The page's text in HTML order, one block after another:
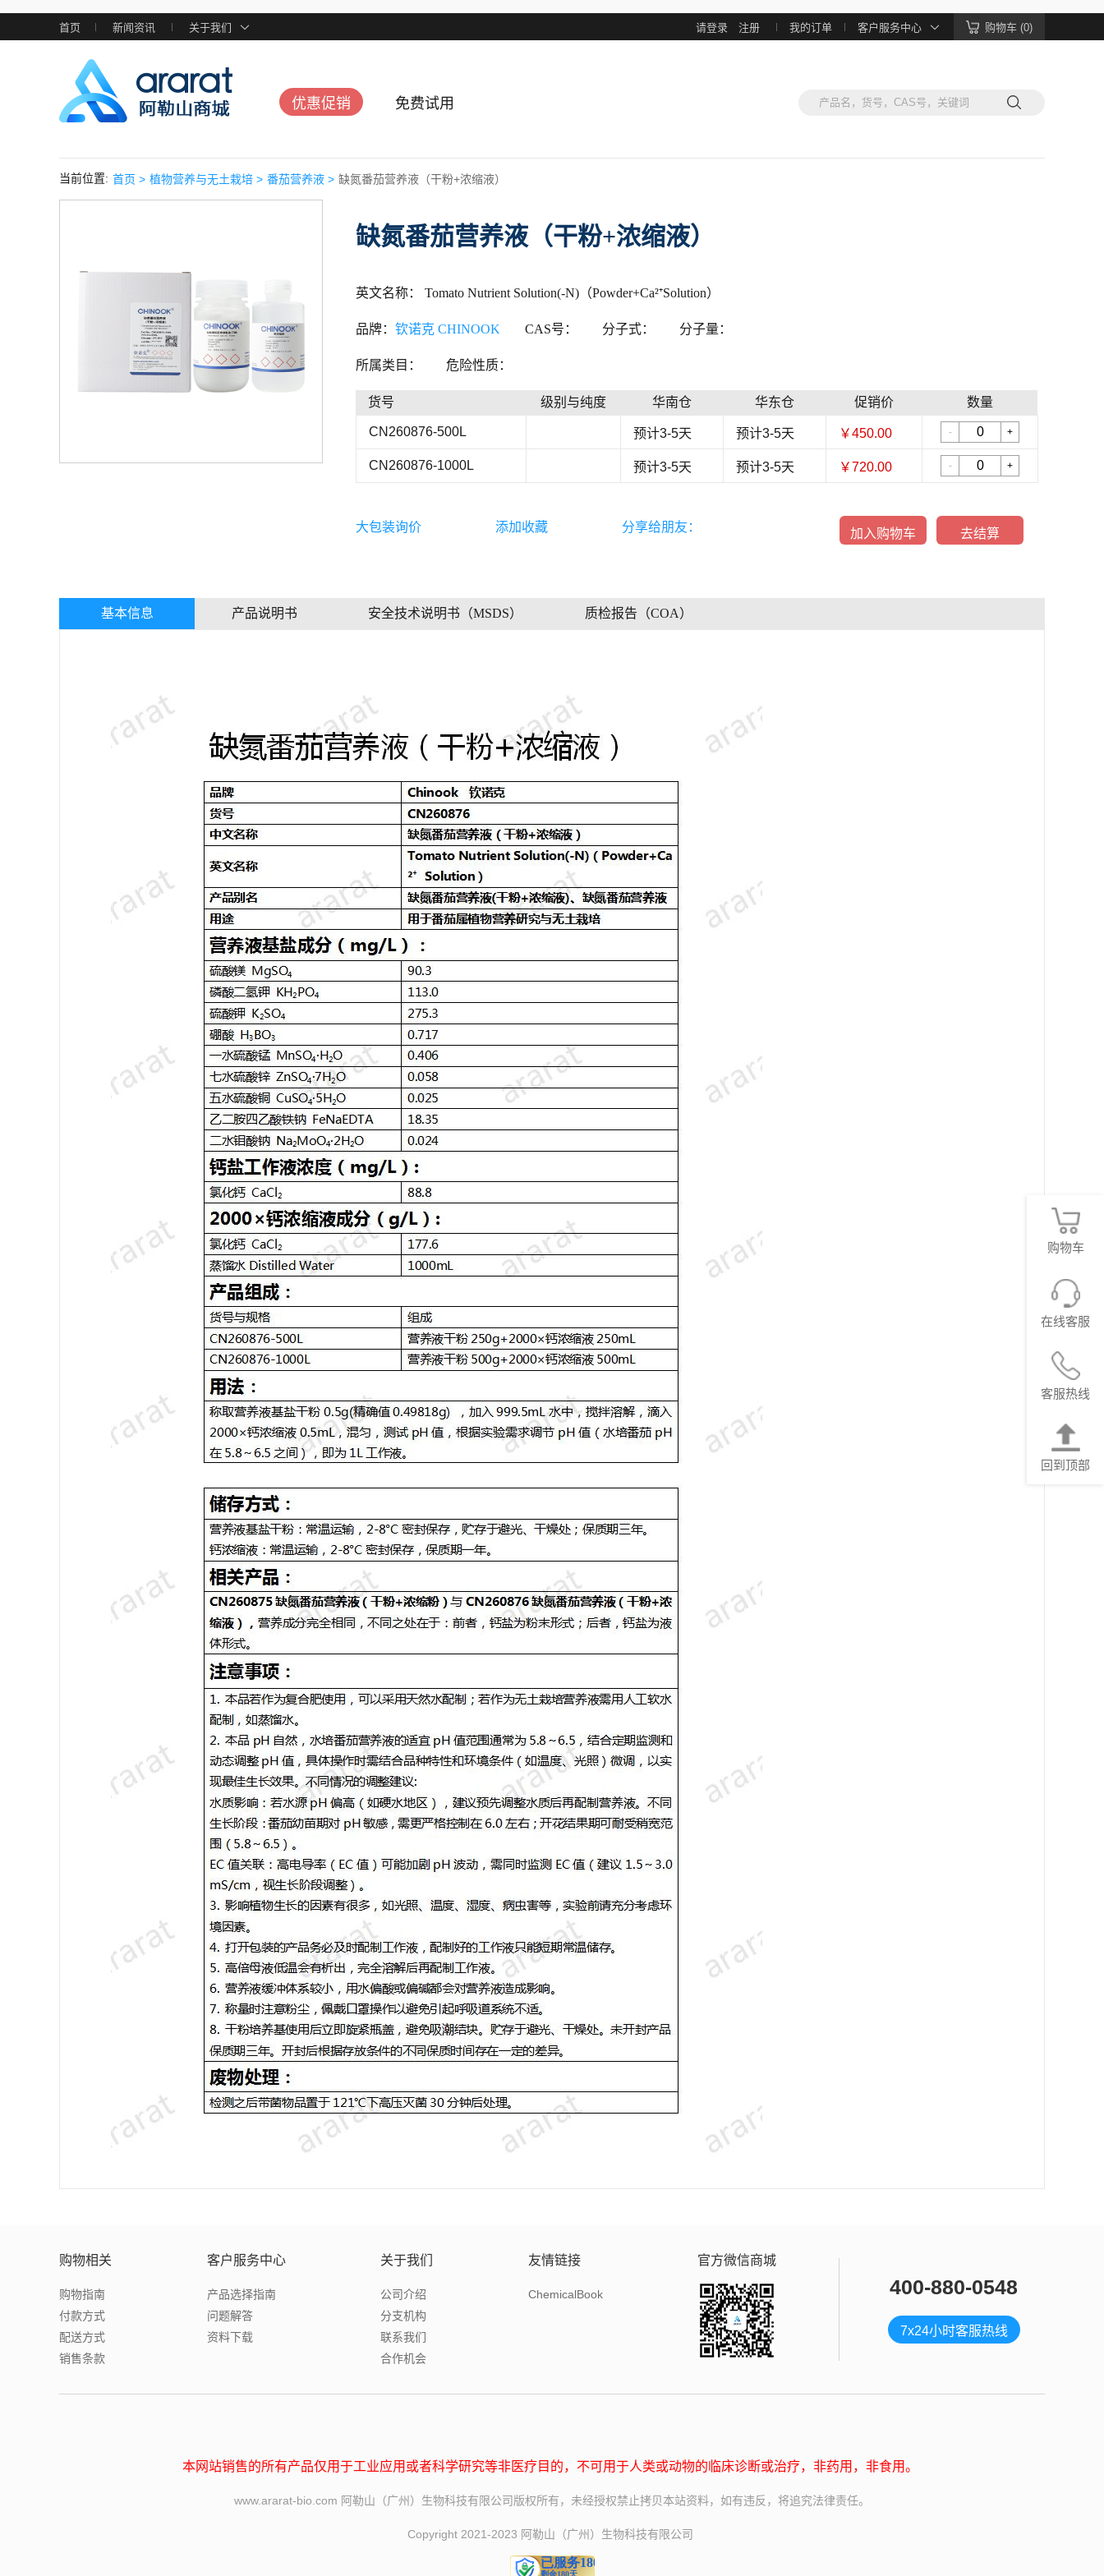
首页 新闻资讯 关于我们 请登录 注册 我的订单 客户服务中心 购物车 (0)
优惠促销 免费试用
当前位置: 首页 > 植物营养与无土栽培 > 番茄营养液 > 缺氮番茄营养液（干粉+浓缩液）
缺氮番茄营养液（干粉+浓缩液）
英文名称： Tomato Nutrient Solution(-N)（Powder+Ca²⁺Solution）
品牌： 钦诺克 CHINOOK CAS号： 分子式： 分子量：
所属类目： 危险性质：
货号 级别与纯度 华南仓 华东仓 促销价 数量
CN260876-500L 预计3-5天 预计3-5天 ￥450.00 - +
CN260876-1000L 预计3-5天 预计3-5天 ￥720.00 - +
大包装询价 添加收藏 分享给朋友： 加入购物车 去结算
基本信息 产品说明书 安全技术说明书（MSDS） 质检报告（COA）
购物相关
购物指南
付款方式
配送方式
销售条款
客户服务中心
产品选择指南
问题解答
资料下载
关于我们
公司介绍
分支机构
联系我们
合作机会
友情链接
ChemicalBook
官方微信商城
400-880-0548
7x24小时客服热线
本网站销售的所有产品仅用于工业应用或者科学研究等非医疗目的，不可用于人类或动物的临床诊断或治疗，非药用，非食用。
www.ararat-bio.com 阿勒山（广州）生物科技有限公司版权所有，未经授权禁止拷贝本站资料，如有违反，将追究法律责任。
Copyright 2021-2023 阿勒山（广州）生物科技有限公司
购物车
在线客服
客服热线
回到顶部